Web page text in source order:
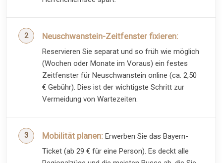
Neuschwanstein-Zeitfenster fixieren:
Reservieren Sie separat und so früh wie möglich
(Wochen oder Monate im Voraus) ein festes
Zeitfenster für Neuschwanstein online (ca. 2,50
€ Gebühr). Dies ist der wichtigste Schritt zur
Vermeidung von Wartezeiten.
Mobilität planen: Erwerben Sie das Bayern-
Ticket (ab 29 € für eine Person). Es deckt alle